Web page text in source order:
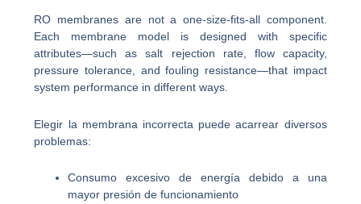
RO membranes are not a one-size-fits-all component.
Each membrane model is designed with specific
attributes—such as salt rejection rate, flow capacity,
pressure tolerance, and fouling resistance—that impact
system performance in different ways.
Elegir la membrana incorrecta puede acarrear diversos
problemas:
Consumo excesivo de energía debido a una
mayor presión de funcionamiento